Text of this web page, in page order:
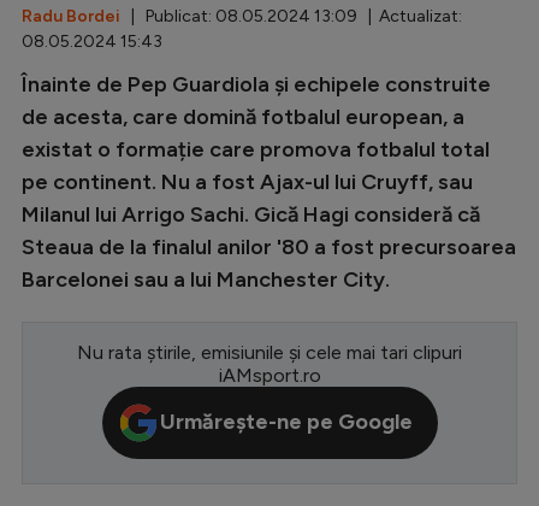
Clasamente
Champions League
Europa League
Conference League
CM 2026
Serie A
Bundesliga
Radu Bordei | Publicat: 08.05.2024 13:09 | Actualizat:
08.05.2024 15:43
Înainte de Pep Guardiola și echipele construite
de acesta, care domină fotbalul european, a
existat o formație care promova fotbalul total
pe continent. Nu a fost Ajax-ul lui Cruyff, sau
Milanul lui Arrigo Sachi. Gică Hagi consideră că
Steaua de la finalul anilor '80 a fost precursoarea
Barcelonei sau a lui Manchester City.
Nu rata știrile, emisiunile și cele mai tari clipuri
iAMsport.ro
Urmărește-ne pe Google